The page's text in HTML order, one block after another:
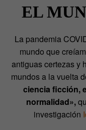
EL
La pandemia
mundo que
antiguascertezasy
mundos a la vuelta
ciencia ficción,
normalidad»,
investigación